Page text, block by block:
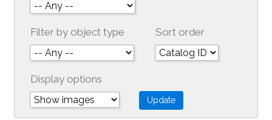
Filter by object type Sort order
Display options